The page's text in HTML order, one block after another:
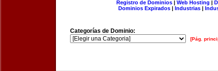
Registro de Dominios| Web Hosting |
Dominios Expirados | Industrias |
Categorías de Dominio:
[Pág.